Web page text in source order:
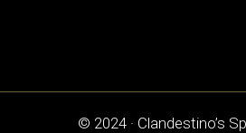
© 2024 · Clandestino’s